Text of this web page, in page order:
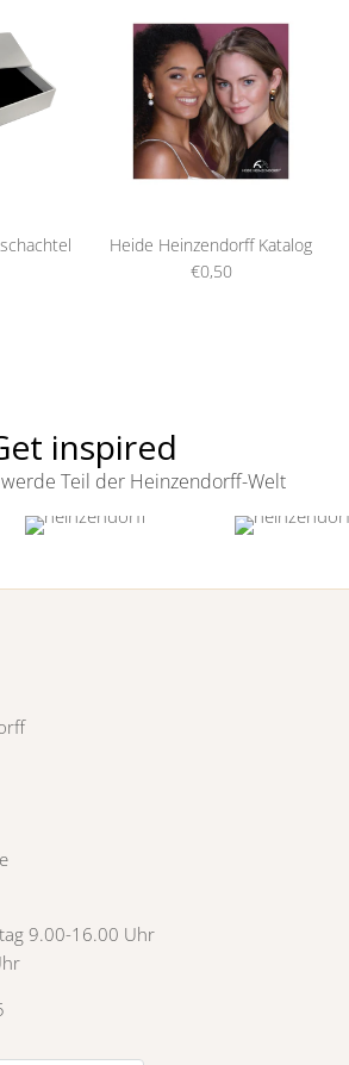
Heide Heinzendorff Katalog
€0,50
inspired
Teil der Heinzendorff-Welt
9.00-16.00 Uhr